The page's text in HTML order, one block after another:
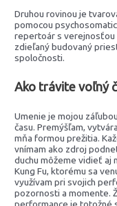
Druhou rovinou je
pomocou
repertoár s verejnosťou
zdieľaný budovaný
spoločnosti.
Ako trávite voľný
Umenie je mojou
času. Premýšľam,
mňa formou prežitia.
vnímam ako zdroj
duchu môžeme vidieť aj
Kung Fu, ktorému sa
využívam pri svojich
pozornosti a momente.